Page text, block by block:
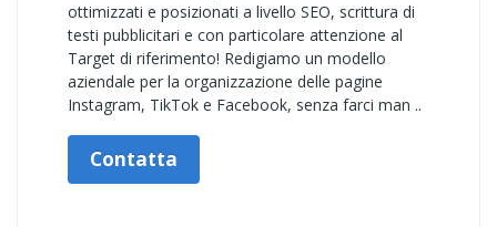
ottimizzati e posizionati a livello SEO, scrittura di
testi pubblicitari e con particolare attenzione al
Target di riferimento! Redigiamo un modello
aziendale per la organizzazione delle pagine
Instagram, TikTok e Facebook, senza farci man ..
Contatta